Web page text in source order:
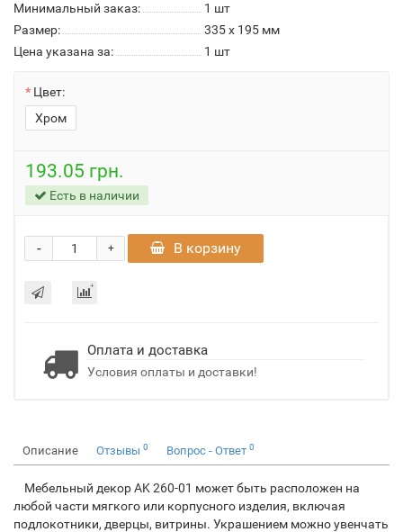
Минимальный заказ:
1 шт
Размер:
335 x 195 мм
Цена указана за:
1 шт
Цвет:
Хром
193.05 грн.
Есть в наличии
+
- В корзину
Оплата и доставка
Условия оплаты и доставки!
Описание Отзывы 0 Вопрос - Ответ 0
Мебельный декор AK 260-01 может быть расположен на
любой части мягкого или корпусного изделия, включая
подлокотники, дверцы, витрины. Украшением можно увенчать